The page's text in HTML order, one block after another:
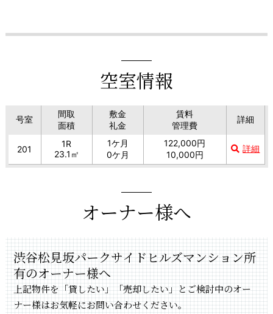
空室情報
号室
間取
面積
敷金
礼金
賃料
管理費
詳細
201
1R
23.1㎡
1ケ月
0ケ月
122,000円
10,000円
詳細
オーナー様へ
渋谷松見坂パークサイドヒルズマンション所
有のオーナー様へ
上記物件を「貸したい」「売却したい」とご検討中のオー
ナー様はお気軽にお問い合わせください。